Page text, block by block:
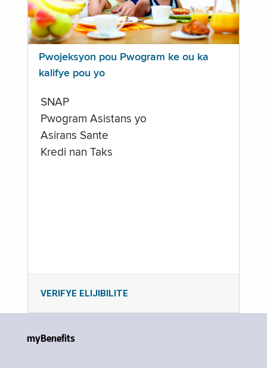
Pwojeksyon pou Pwogram ke ou ka
kalifye pou yo
SNAP
Pwogram Asistans yo
Asirans Sante
Kredi nan Taks
VERIFYE ELIJIBILITE
myBenefits